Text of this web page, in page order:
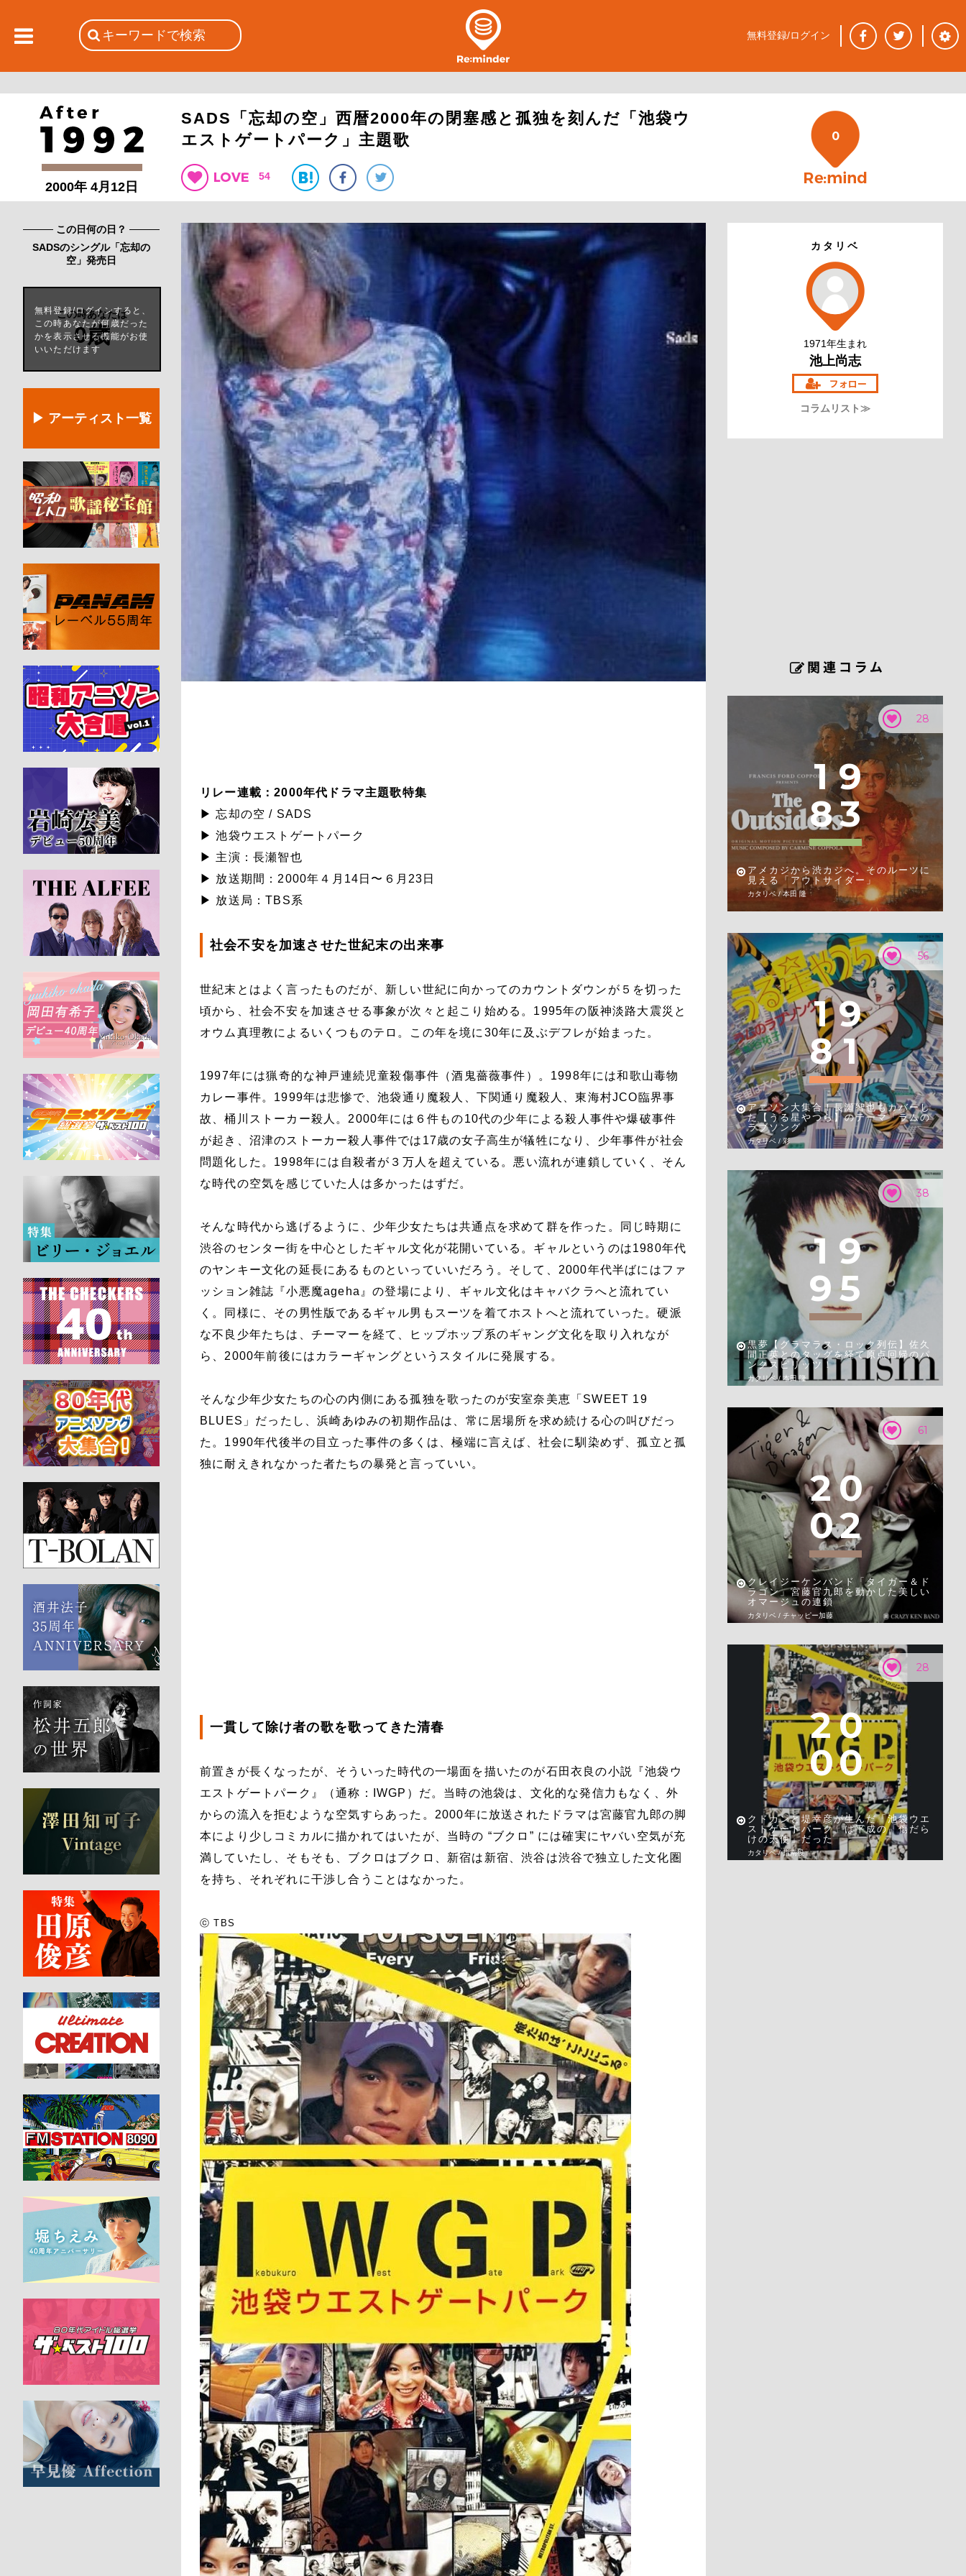
2000年 4月12日
SADS「忘却の空」西暦2000年の閉塞感と孤独を刻んだ「池袋ウ
エストゲートパーク」主題歌
54
0
この日何の日？
SADSのシングル「忘却の
空」発売日
この時あなたは
0歳
無料登録/ログインすると、
この時あなたが何歳だった
かを表示させる機能がお使
いいただけます
▶ アーティスト一覧
リレー連載：2000年代ドラマ主題歌特集
▶ 忘却の空 / SADS
▶ 池袋ウエストゲートパーク
▶ 主演：長瀬智也
▶ 放送期間：2000年４月14日〜６月23日
▶ 放送局：TBS系
​​社会不安を加速させた世紀末の出来事
世紀末とはよく言ったものだが、新しい世紀に向かってのカウントダウンが５を切った
頃から、社会不安を加速させる事象が次々と起こり始める。1995年の阪神淡路大震災と
オウム真理教によるいくつものテロ。この年を境に30年に及ぶデフレが始まった。
1997年には猟奇的な神戸連続児童殺傷事件（酒鬼薔薇事件）。1998年には和歌山毒物
カレー事件。1999年は悲惨で、池袋通り魔殺人、下関通り魔殺人、東海村JCO臨界事
故、桶川ストーカー殺人。2000年には６件もの10代の少年による殺人事件や爆破事件
が起き、沼津のストーカー殺人事件では17歳の女子高生が犠牲になり、少年事件が社会
問題化した。1998年には自殺者が３万人を超えている。悪い流れが連鎖していく、そん
な時代の空気を感じていた人は多かったはずだ。
そんな時代から逃げるように、少年少女たちは共通点を求めて群を作った。同じ時期に
渋谷のセンター街を中心としたギャル文化が花開いている。ギャルというのは1980年代
のヤンキー文化の延長にあるものといっていいだろう。そして、2000年代半ばにはファ
ッション雑誌『小悪魔ageha』の登場により、ギャル文化はキャバクラへと流れてい
く。同様に、その男性版であるギャル男もスーツを着てホストへと流れていった。硬派
な不良少年たちは、チーマーを経て、ヒップホップ系のギャング文化を取り入れなが
ら、2000年前後にはカラーギャングというスタイルに発展する。
そんな少年少女たちの心の内側にある孤独を歌ったのが安室奈美恵「SWEET 19
BLUES」だったし、浜崎あゆみの初期作品は、常に居場所を求め続ける心の叫びだっ
た。1990年代後半の目立った事件の多くは、極端に言えば、社会に馴染めず、孤立と孤
独に耐えきれなかった者たちの暴発と言っていい。
​​一貫して除け者の歌を歌ってきた清春
前置きが長くなったが、そういった時代の一場面を描いたのが石田衣良の小説『池袋ウ
エストゲートパーク』（通称：IWGP）だ。当時の池袋は、文化的な発信力もなく、外
からの流入を拒むような空気すらあった。2000年に放送されたドラマは宮藤官九郎の脚
本により少しコミカルに描かれてはいたが、当時の “ブクロ” には確実にヤバい空気が充
満していたし、そもそも、ブクロはブクロ、新宿は新宿、渋谷は渋谷で独立した文化圏
を持ち、それぞれに干渉し合うことはなかった。
ⓒ TBS
カタリベ
1971年生まれ
池上尚志
コラムリスト≫
28
1 9
83
アメカジから渋カジへ。そのルーツに
見える「アウトサイダー」
カタリベ / 本田 隆
56
1 9
8 1
アニソン大集合！長瀬智也もカバーし
た【うる星やつら】のテーマ「ラムの
ラブソング」
カタリベ / 彩
38
1 9
95
黒夢【グラマラス・ロック列伝】佐久
間正英とのタッグを経て原点回帰のパ
ンクスピリッツ！
カタリベ / 本田 隆
61
20
02
クレイジーケンバンド「タイガー＆ド
ラゴン」宮藤官九郎を動かした美しい
オマージュの連鎖
カタリベ / チャッピー加藤
28
20
00
クドカンと堤幸彦が生んだ「池袋ウエ
ストゲートパーク」は平成の「傷だら
けの天使」だった
カタリベ / 指南役
無料登録/ログイン